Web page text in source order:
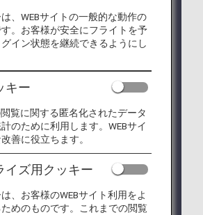
2026年1月27日更新）
搭乗分からANA国内線特典航空券の
変更点がございます。詳しくは
ブ会員サービスの各種取り扱いをご
。
搭乗分までのANA国内線特典航空券
であっても2026年5月19日以降への
乗分としてご利用できません。払い戻
ご予約便ご出発前までにANAウェブ
続きください。
（月）より、ANA国内線特典航空券
大します。詳しくは 「ANA国内線特
、WEBサイトの一般的な動作の
。お客様が安全にフライトを予
イン状態を継続できるようにし
キー
覧に関する匿名化されたデータ
のために利用します。WEBサイ
善に役立ちます。
イズ用クッキー
、お客様のWEBサイト利用をよ
めのものです。これまでの閲覧